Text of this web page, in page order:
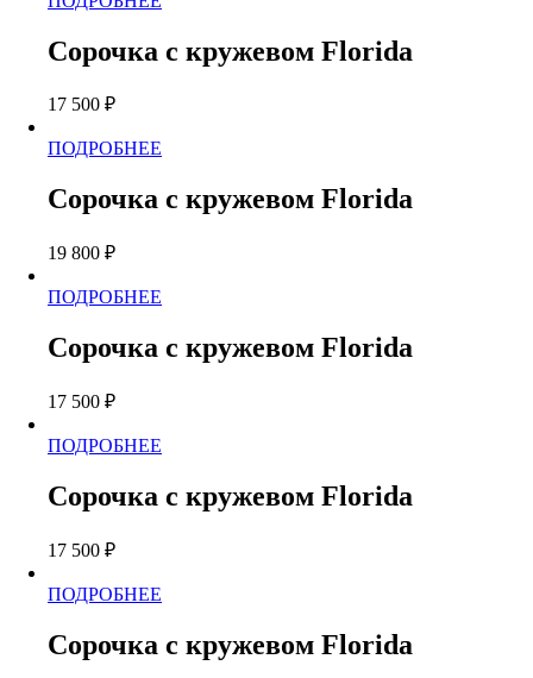
странице
товара.
несколько
странице
товара.
Сорочка с кружевом Florida
17 500 ₽
ПОДРОБНЕЕ
имеет
несколько
странице
товара.
Сорочка с кружевом Florida
19 800 ₽
ПОДРОБНЕЕ
несколько
странице
товара.
Сорочка с кружевом Florida
17 500 ₽
ПОДРОБНЕЕ
несколько
странице
товара.
Сорочка с кружевом Florida
17 500 ₽
ПОДРОБНЕЕ
несколько
Сорочка с кружевом Florida